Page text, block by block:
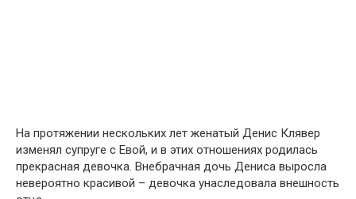
На протяжении нескольких лет женатый Денис Клявер
изменял супруге с Евой, и в этих отношениях родилась
прекрасная девочка. Внебрачная дочь Дениса выросла
невероятно красивой – девочка унаследовала внешность